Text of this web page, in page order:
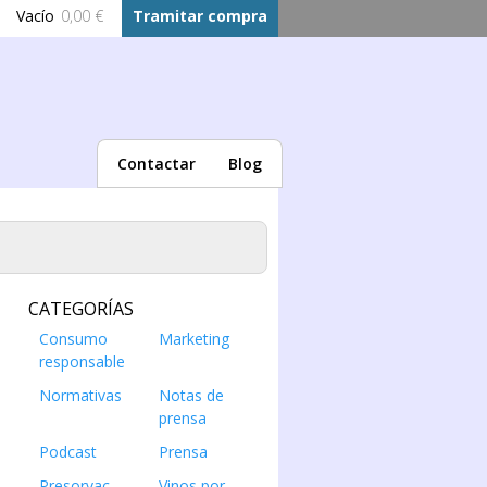
Vacío 0,00 € Tramitar compra
Contactar Blog
CATEGORÍAS
Consumo
responsable
Marketing
Normativas
Notas de
prensa
Podcast
Prensa